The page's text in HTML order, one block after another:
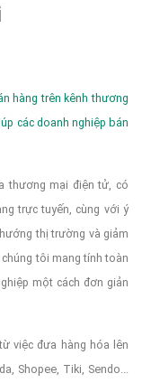
hàng trên kênh thương
các doanh nghiệp bán
thương mại điện tử, có
trực tuyến, cùng với ý
thị trường và giảm
tôi mang tính toàn
một cách đơn giản
việc đưa hàng hóa lên
Shopee, Tiki, Sendo...